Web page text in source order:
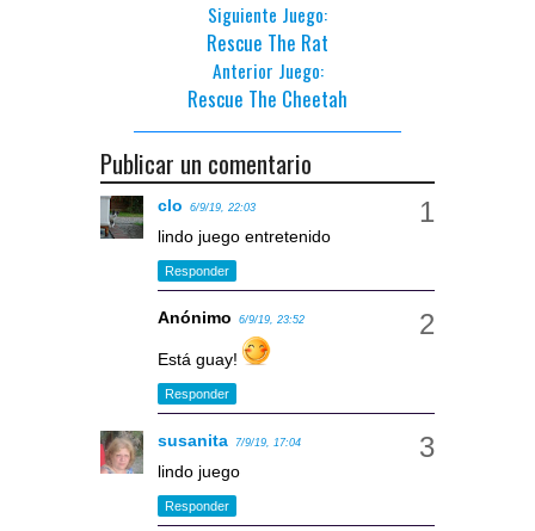
Siguiente Juego:
Rescue The Rat
Anterior Juego:
Rescue The Cheetah
Publicar un comentario
clo 6/9/19, 22:03
lindo juego entretenido
Responder
Anónimo 6/9/19, 23:52
Está guay!
Responder
susanita 7/9/19, 17:04
lindo juego
Responder